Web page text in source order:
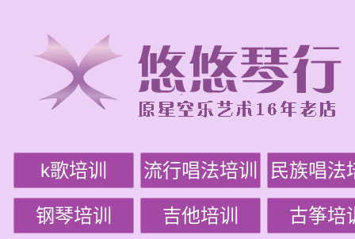
k歌培训 流行唱法培训 民族唱法
钢琴培训 吉他培训 古筝培